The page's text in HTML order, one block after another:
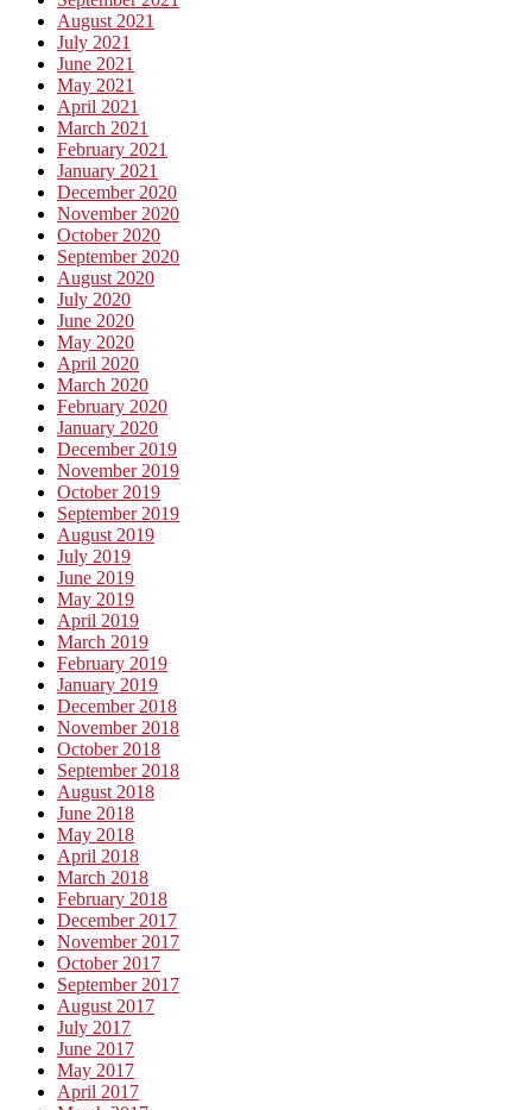
August 2021
July 2021
June 2021
May 2021
April 2021
March 2021
February 2021
January 2021
December 2020
November 2020
October 2020
September 2020
August 2020
July 2020
June 2020
May 2020
April 2020
March 2020
February 2020
January 2020
December 2019
November 2019
October 2019
September 2019
August 2019
July 2019
June 2019
May 2019
April 2019
March 2019
February 2019
January 2019
December 2018
November 2018
October 2018
September 2018
August 2018
June 2018
May 2018
April 2018
March 2018
February 2018
December 2017
November 2017
October 2017
September 2017
August 2017
July 2017
June 2017
May 2017
April 2017